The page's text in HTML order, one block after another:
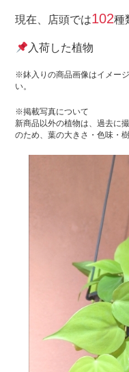
現在、店頭では102種
入荷した植物
※鉢入りの商品画像はイメー
い。
※掲載写真について
新商品以外の植物は、過去に
のため、葉の大きさ・色味・